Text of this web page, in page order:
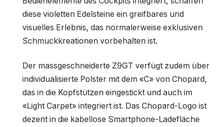
diese violetten Edelsteine ein greifbares und
visuelles Erlebnis, das normalerweise exklusiven
Schmuckkreationen vorbehalten ist.
Der massgeschneiderte Z9GT verfügt zudem über
individualisierte Polster mit dem «C» von Chopard,
das in die Kopfstützen eingestickt und auch im
«Light Carpet» integriert ist. Das Chopard-Logo ist
dezent in die kabellose Smartphone-Ladefläche